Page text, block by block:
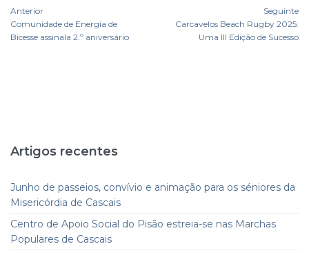
Anterior
Comunidade de Energia de
Bicesse assinala 2.º aniversário
Seguinte
Carcavelos Beach Rugby 2025:
Uma III Edição de Sucesso
Artigos recentes
Junho de passeios, convívio e animação para os séniores da
Misericórdia de Cascais
Centro de Apoio Social do Pisão estreia-se nas Marchas
Populares de Cascais